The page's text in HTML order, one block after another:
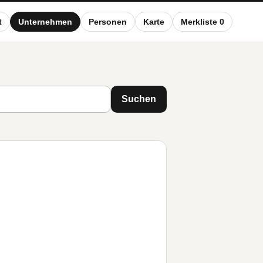
Unternehmen Personen Karte Merkliste 0
Suchen